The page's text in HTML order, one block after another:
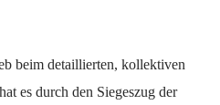
beim detaillierten, kollektiven
es durch den Siegeszug der